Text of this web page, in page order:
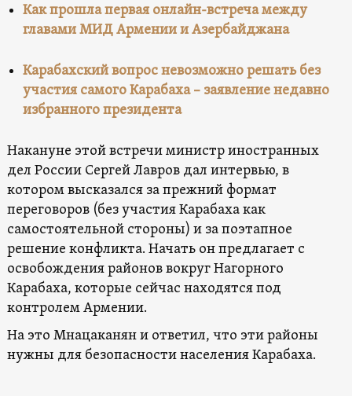
Как прошла первая онлайн-встреча между
главами МИД Армении и Азербайджана
Карабахский вопрос невозможно решать без
участия самого Карабаха – заявление недавно
избранного президента
Накануне этой встречи министр иностранных
дел России Сергей Лавров дал интервью, в
котором высказался за прежний формат
переговоров (без участия Карабаха как
самостоятельной стороны) и за поэтапное
решение конфликта. Начать он предлагает с
освобождения районов вокруг Нагорного
Карабаха, которые сейчас находятся под
контролем Армении.
На это Мнацаканян и ответил, что эти районы
нужны для безопасности населения Карабаха.